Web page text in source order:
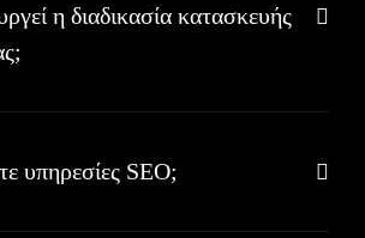
η διαδικασία κατασκευής
υπηρεσίες SEO;